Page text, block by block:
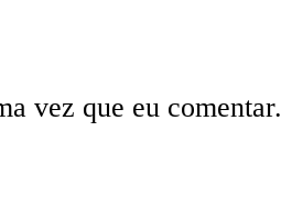
vez que eu comentar.